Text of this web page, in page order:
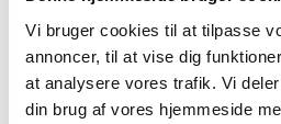
Vi bruger cookies til at tilpasse
annoncer, til at vise dig
at analysere vores trafik. Vi
din brug af vores hjemmeside
On Friday, 2 January 2026,
but from Monday, 5
our regular opening hours.